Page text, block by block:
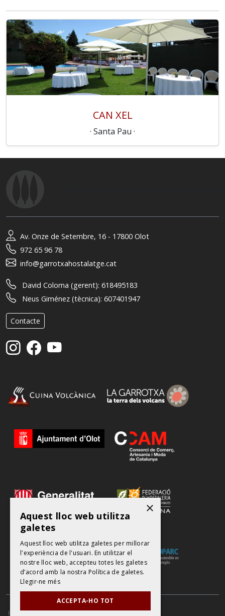
CAN XEL
· Santa Pau ·
Av. Onze de Setembre, 16 - 17800 Olot
972 65 96 78
info@garrotxahostalatge.cat
David Coloma (gerent): 618495183
Neus Giménez (tècnica): 607401947
Contacte
POLÍTICA DE PROTECCIÓ DE DADES AVÍS LEGAL
×
Aquest lloc web utilitza
galetes
Aquest lloc web utilitza galetes per millorar
l'experiència de l'usuari. En utilitzar el
nostre lloc web, accepteu totes les galetes
d’acord amb la nostra Política de galetes.
Llegir-ne més
ACCEPTA-HO TOT